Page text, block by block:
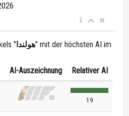
"هولندا" mit der höchsten AI im
AI-Auszeichnung Relativer AI
19